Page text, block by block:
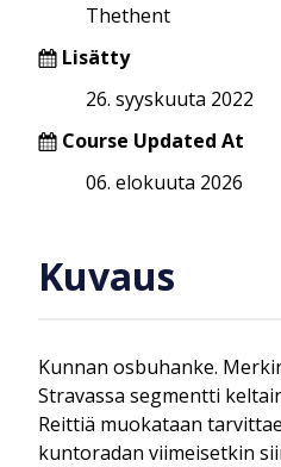
Thethent
Lisätty
26. syyskuuta 2022
Course Updated At
06. elokuuta 2026
Kuvaus
Kunnan osbuhanke.
Stravassa segmentti
Reittiä muokataan
kuntoradan viimeisetkin